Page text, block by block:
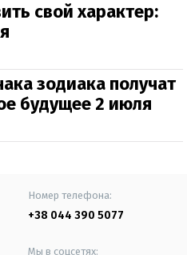
свой характер:
зодиака получат
будущее 2 июля
Номер телефона:
+38 044 390 5077
Мы в соцсетях: